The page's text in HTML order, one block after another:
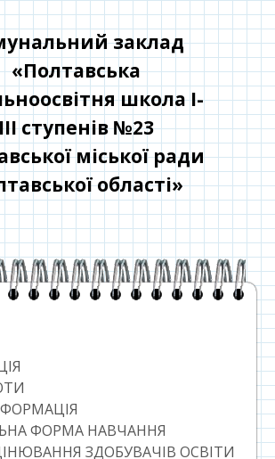
заклад
«Полтавська
школа І-
ступенів №23
міської ради
області»
ФОРМА НАВЧАННЯ
ЗДОБУВАЧІВ ОСВІТИ